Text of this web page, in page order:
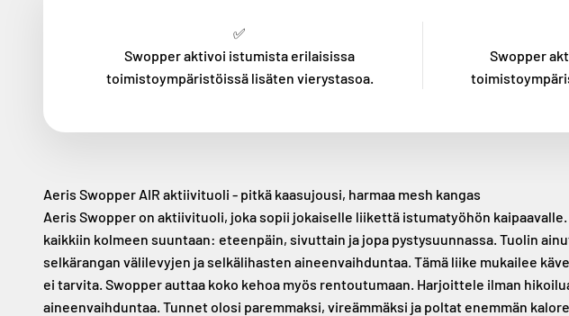
✅
Swopper aktivoi istumista erilaisissa
toimistoympäristöissä lisäten vierystasoa.
Swopper
Aeris Swopper AIR aktiivituoli - pitkä kaasujousi, harmaa mesh kangas
Aeris Swopper on aktiivituoli, joka sopii jokaiselle liikettä istumatyöhön
kaikkiin kolmeen suuntaan: eteenpäin, sivuttain ja jopa pystysuunnassa. Tuolin
selkärangan välilevyjen ja selkälihasten aineenvaihduntaa. Tämä liike mukailee
ei tarvita. Swopper auttaa koko kehoa myös rentoutumaan. Harjoittele ilman
aineenvaihduntaa. Tunnet olosi paremmaksi, vireämmäksi ja poltat enemmän